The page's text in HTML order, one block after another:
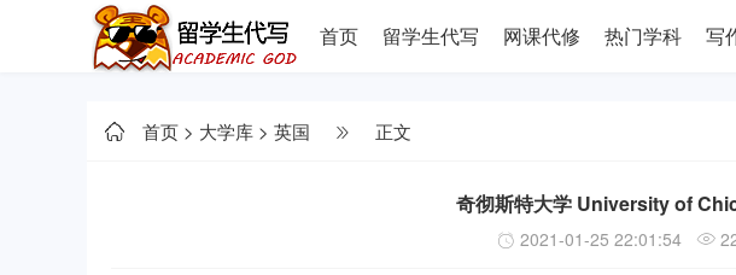
首页 留学生代写 网课代修 热门学科 写
首页 > 大学库 > 英国 正文
奇彻斯特大学 University of
2021-01-25 22:01:54